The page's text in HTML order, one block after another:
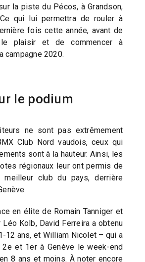
la piste du Pécos, à Grandson,
qui lui permettra de rouler à
fois cette année, avant de
plaisir et de commencer à
campagne 2020.
le podium
ne sont pas extrêmement
Club Nord vaudois, ceux qui
sont à la hauteur. Ainsi, les
régionaux leur ont permis de
club du pays, derrière
en élite de Romain Tanniger et
Léo Kolb, David Ferreira a obtenu
12 ans, et William Nicolet – qui a
2e et 1er à Genève le week-end
8 ans et moins. À noter encore